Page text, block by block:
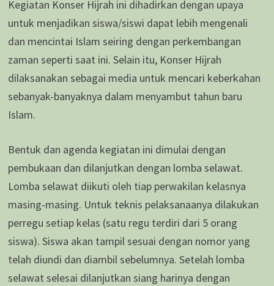
Kegiatan Konser Hijrah ini dihadirkan dengan upaya
untuk menjadikan siswa/siswi dapat lebih mengenali
dan mencintai Islam seiring dengan perkembangan
zaman seperti saat ini. Selain itu, Konser Hijrah
dilaksanakan sebagai media untuk mencari keberkahan
sebanyak-banyaknya dalam menyambut tahun baru
Islam.
Bentuk dan agenda kegiatan ini dimulai dengan
pembukaan dan dilanjutkan dengan lomba selawat.
Lomba selawat diikuti oleh tiap perwakilan kelasnya
masing-masing. Untuk teknis pelaksanaanya dilakukan
perregu setiap kelas (satu regu terdiri dari 5 orang
siswa). Siswa akan tampil sesuai dengan nomor yang
telah diundi dan diambil sebelumnya. Setelah lomba
selawat selesai dilanjutkan siang harinya dengan